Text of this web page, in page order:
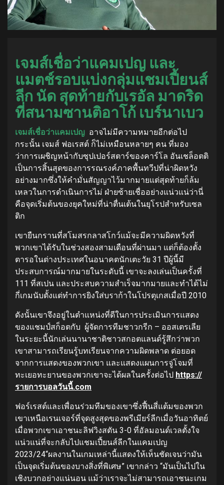
เจมส์เชื่อว่าแคมเปญ และ
แมตช์รอบแบ่งกลุ่มแชมเปี้ยนส์
ลีก นัด สุดท้ายกับเรอัล มาดริด
ที่สนามซานติอาโก้ เบร์นาเบว
เจมส์เชื่อว่าแคมเปญ อาจไม่มีความหมายอีกต่อไป
กระนั้น เจมส์ ฟอเรสต์ ก็ไม่เหมือนหลายๆ คน ที่มอง
ว่าการเผชิญหน้ากับซุปเปอร์สตาร์ของคาร์โล อันเชล็อตติ
เป็นการสิ้นสุดของการรณรงค์ภาคพื้นทวีปที่น่าผิดหวัง
อย่างมากซึ่งให้คำมั่นสัญญาไว้มากมายแต่สุดท้ายก็ล้ม
เหลวในการดำเนินการไม่ ฝ่ายซ้ายเชื่ออย่างแน่วแน่ว่านี่
คือจุดเริ่มต้นของยุคใหม่ที่น่าตื่นเต้นในยุโรปสำหรับเซล
ติก
เขายืนกรานที่สโมสรกลาสโกว์แม้จะมีความผิดหวังที่
พวกเขาได้รับในช่วงสองสามเดือนที่ผ่านมา แต่ก็ต้องตั้ง
ตารอในต่างประเทศในอนาคตนักเตะวัย 31 ปีผู้นี้มี
ประสบการณ์มากมายในระดับนี้ เขาจะลงเล่นเป็นครั้งที่
111 ที่สเปน และประสบความสำเร็จมากมายและทำได้ไม่
กี่เกมนับตั้งแต่ทำการยิงใส่บราก้าในโปรตุเกสเมื่อปี 2010
ดังนั้นเขาจึงอยู่ในตำแหน่งที่ดีในการประเมินการแสดง
ของแชมป์สก็อตกับ ผู้จัดการทีมชาวกรีก – ออสเตรเลีย
ในระยะนี้นักเล่นนานาชาติชาวสกอตแลนด์รู้สึกว่าพวก
เขาสามารถเรียนรู้บทเรียนจากความผิดพลาด ต่อยอด
จากการแสดงของพวกเขา และแสดงแผนการจู่โจมที่
ทะเยอทะยานของพวกเขาจะได้ผลในครั้งต่อไป https://
รายการบอลวันนี้.com
ฟอร์เรสต์และเพื่อนร่วมทีมของเขาซึ่งฟื้นสี่แต้มของพวก
เขาเหนือเรนเจอร์ที่จุดสูงสุดของพรีเมียร์ลีกเมื่อวันอาทิตย์
เมื่อพวกเขาเอาชนะลิฟวิงสตัน 3-0 ที่อัลมอนด์เวลตั้งใจ
แน่วแน่ที่จะกลับไปแชมเปี้ยนส์ลีกในแคมเปญ
2023/24“ผลงานในเกมเหล่านี้แสดงให้เห็นชัดเจนว่ามัน
เป็นจุดเริ่มต้นของบางสิ่งที่พิเศษ” เขากล่าว “มันเป็นไปใน
เชิงบวกอย่างแน่นอน แม้ว่าเราจะไม่สามารถเอาชนะเกม